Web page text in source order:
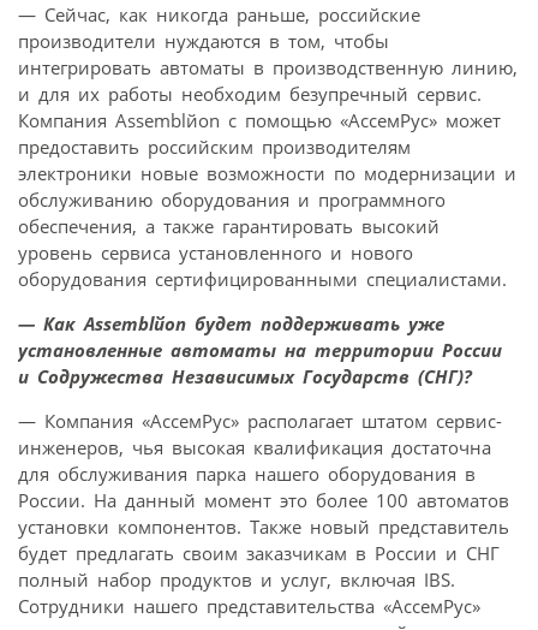
— Сейчас, как никогда раньше, российские
производители нуждаются в том, чтобы
интегрировать автоматы в производственную линию,
и для их работы необходим безупречный сервис.
Компания Assemblйon с помощью «АссемРус» может
предоставить российским производителям
электроники новые возможности по модернизации и
обслуживанию оборудования и программного
обеспечения, а также гарантировать высокий
уровень сервиса установленного и нового
оборудования сертифицированными специалистами.
— Как Assemblйon будет поддерживать уже
установленные автоматы на территории России
и Содружества Независимых Государств (СНГ)?
— Компания «АссемРус» располагает штатом сервис-
инженеров, чья высокая квалификация достаточна
для обслуживания парка нашего оборудования в
России. На данный момент это более 100 автоматов
установки компонентов. Также новый представитель
будет предлагать своим заказчикам в России и СНГ
полный набор продуктов и услуг, включая IBS.
Сотрудники нашего представительства «АссемРус»